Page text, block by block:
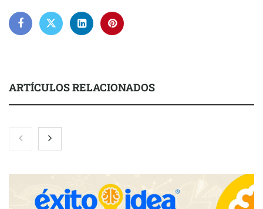
ARTÍCULOS RELACIONADOS
El 82% de empresas industriales no encuentra personal
disponible: 100.000€ para formar nuevos profesionales
Nicols presenta seis modelos de anillos de compromiso para el
eclipse solar del 12 de agosto